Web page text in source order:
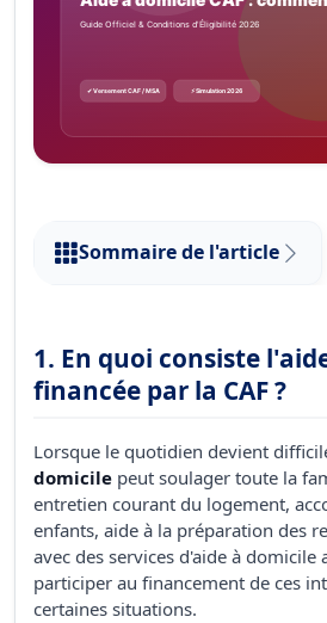
Sommaire de l'article
1. En quoi consiste
financée par la CAF ?
Lorsque le quotidien devient
domicile peut soulager toute la
entretien courant du logement,
enfants, aide à la préparation des
avec des services d'aide à domicile
participer au financement de ces
certaines situations.